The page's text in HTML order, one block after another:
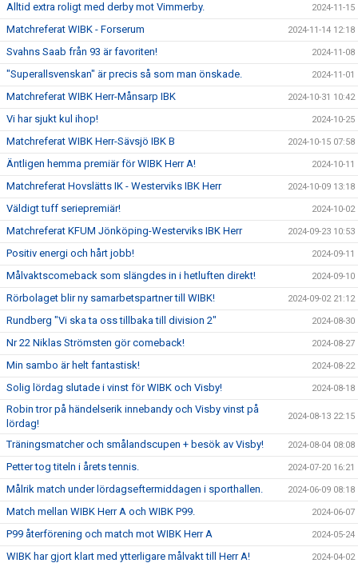
Alltid extra roligt med derby mot Vimmerby. 2024-11-15
Matchreferat WIBK - Forserum 2024-11-14 12:18
Svahns Saab från 93 är favoriten! 2024-11-08
"Superallsvenskan" är precis så som man önskade. 2024-11-01
Matchreferat WIBK Herr-Månsarp IBK 2024-10-31 10:42
Vi har sjukt kul ihop! 2024-10-25
Matchreferat WIBK Herr-Sävsjö IBK B 2024-10-15 07:58
Äntligen hemma premiär för WIBK Herr A! 2024-10-11
Matchreferat Hovslätts IK - Westerviks IBK Herr 2024-10-09 13:18
Väldigt tuff seriepremiär! 2024-10-02
Matchreferat KFUM Jönköping-Westerviks IBK Herr 2024-09-23 10:53
Positiv energi och hårt jobb! 2024-09-11
Målvaktscomeback som slängdes in i hetluften direkt! 2024-09-10
Rörbolaget blir ny samarbetspartner till WIBK! 2024-09-02 21:12
Rundberg "Vi ska ta oss tillbaka till division 2" 2024-08-30
Nr 22 Niklas Strömsten gör comeback! 2024-08-27
Min sambo är helt fantastisk! 2024-08-22
Solig lördag slutade i vinst för WIBK och Visby! 2024-08-18
Robin tror på händelserik innebandy och Visby vinst på
lördag!
2024-08-13 22:15
Träningsmatcher och smålandscupen + besök av Visby! 2024-08-04 08:08
Petter tog titeln i årets tennis. 2024-07-20 16:21
Målrik match under lördagseftermiddagen i sporthallen. 2024-06-09 08:18
Match mellan WIBK Herr A och WIBK P99. 2024-06-07
P99 återförening och match mot WIBK Herr A 2024-05-24
WIBK har gjort klart med ytterligare målvakt till Herr A! 2024-04-02